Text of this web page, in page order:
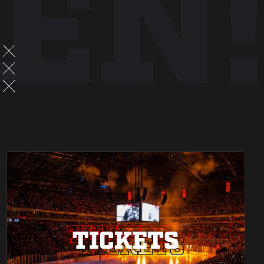
TICKETS
TICKETS
TICKETS